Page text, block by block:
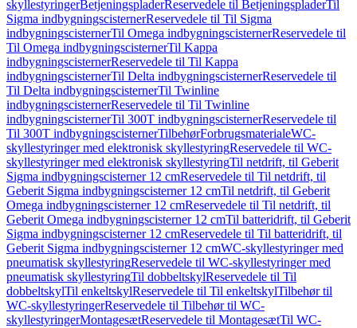
skyllestyringerBetjeningspladerReservedele til BetjeningspladerTil
Sigma indbygningscisternerReservedele til Til Sigma
indbygningscisternerTil Omega indbygningscisternerReservedele til
Til Omega indbygningscisternerTil Kappa
indbygningscisternerReservedele til Til Kappa
indbygningscisternerTil Delta indbygningscisternerReservedele til
Til Delta indbygningscisternerTil Twinline
indbygningscisternerReservedele til Til Twinline
indbygningscisternerTil 300T indbygningscisternerReservedele til
Til 300T indbygningscisternerTilbehørForbrugsmaterialeWC-
skyllestyringer med elektronisk skyllestyringReservedele til WC-
skyllestyringer med elektronisk skyllestyringTil netdrift, til Geberit
Sigma indbygningscisterner 12 cmReservedele til Til netdrift, til
Geberit Sigma indbygningscisterner 12 cmTil netdrift, til Geberit
Omega indbygningscisterner 12 cmReservedele til Til netdrift, til
Geberit Omega indbygningscisterner 12 cmTil batteridrift, til Geberit
Sigma indbygningscisterner 12 cmReservedele til Til batteridrift, til
Geberit Sigma indbygningscisterner 12 cmWC-skyllestyringer med
pneumatisk skyllestyringReservedele til WC-skyllestyringer med
pneumatisk skyllestyringTil dobbeltskylReservedele til Til
dobbeltskylTil enkeltskylReservedele til Til enkeltskylTilbehør til
WC-skyllestyringerReservedele til Tilbehør til WC-
skyllestyringerMontagesætReservedele til MontagesætTil WC-